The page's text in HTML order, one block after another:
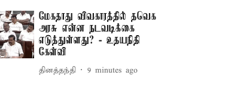
மேகதாது விவகாரத்தில் தவெக
அரசு என்ன நடவடிக்கை
எடுத்துள்ளது? - உதயநிதி
கேள்வி
தினத்தந்தி 9 minutes ago